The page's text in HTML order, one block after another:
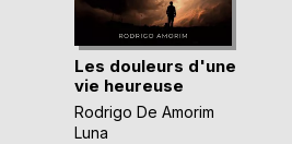
Les douleurs d'une
vie heureuse
Rodrigo De Amorim
Luna